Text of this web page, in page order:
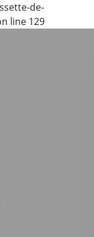
de-
line 129